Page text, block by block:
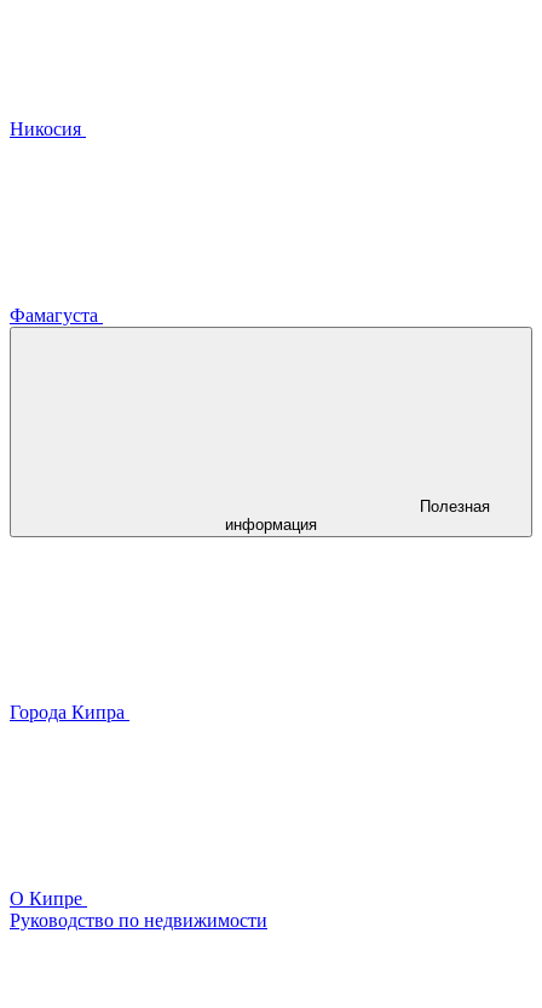
Никосия
Фамагуста
Полезная
информация
Города Кипра
О Кипре
Руководство по недвижимости